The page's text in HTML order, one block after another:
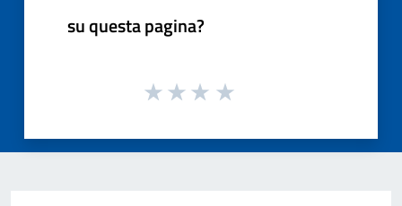
su questa pagina?